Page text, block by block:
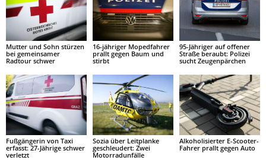
Mutter und Sohn stürzen
bei gemeinsamer
Radtour schwer
16-jähriger Mopedfahrer
prallt gegen Baum und
stirbt
95-Jähriger auf offener
Straße beraubt: Polizei
sucht Zeugenpärchen
Fußgängerin von Taxi
erfasst: 27-Jährige schwer
verletzt
Sozia über Leitplanke
geschleudert: Zwei
Motorradunfälle
Alkoholisierter E-Scooter-
Fahrer prallt gegen Auto